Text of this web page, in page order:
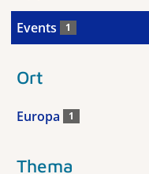
Events 1
Ort
Europa 1
Thema